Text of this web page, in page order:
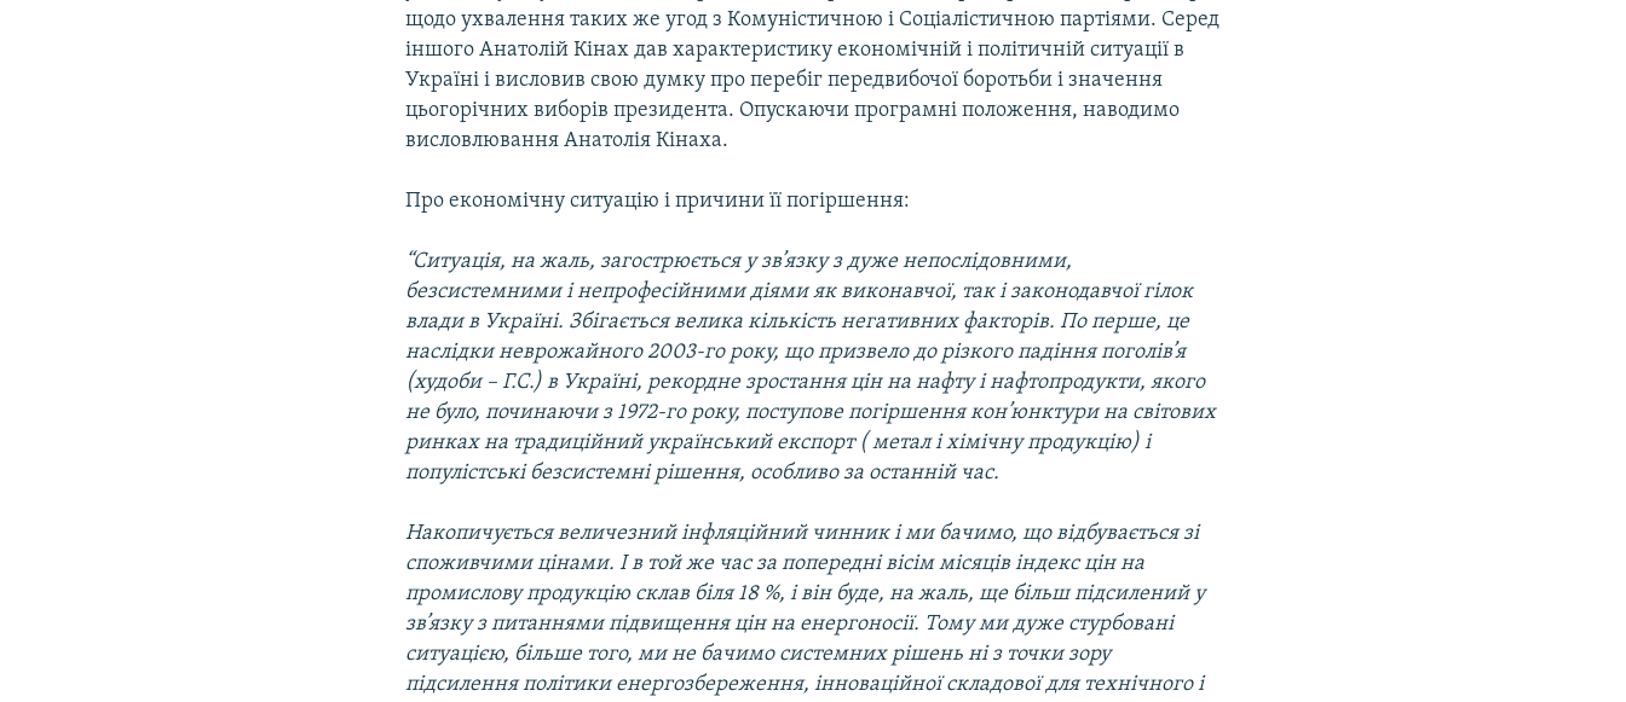
щодо ухвалення таких же угод з Комуністичною і Соціалістичною партіями. Серед
іншого Анатолій Кінах дав характеристику економічній і політичній ситуації в
Україні і висловив свою думку про перебіг передвибочої боротьби і значення
цьогорічних виборів президента. Опускаючи програмні положення, наводимо
висловлювання Анатолія Кінаха.
Про економічну ситуацію і причини її погіршення:
“Ситуація, на жаль, загострюється у зв’язку з дуже непослідовними,
безсистемними і непрофесійними діями як виконавчої, так і законодавчої гілок
влади в Україні. Збігається велика кількість негативних факторів. По перше, це
наслідки неврожайного 2003-го року, що призвело до різкого падіння поголів’я
(худоби – Г.С.) в Україні, рекордне зростання цін на нафту і нафтопродукти, якого
не було, починаючи з 1972-го року, поступове погіршення кон’юнктури на світових
ринках на традиційний український експорт ( метал і хімічну продукцію) і
популістські безсистемні рішення, особливо за останній час.
Накопичується величезний інфляційний чинник і ми бачимо, що відбувається зі
споживчими цінами. І в той же час за попередні вісім місяців індекс цін на
промислову продукцію склав біля 18 %, і він буде, на жаль, ще більш підсилений у
зв’язку з питаннями підвищення цін на енергоносії. Тому ми дуже стурбовані
ситуацією, більше того, ми не бачимо системних рішень ні з точки зору
підсилення політики енергозбереження, інноваційної складової для технічного і